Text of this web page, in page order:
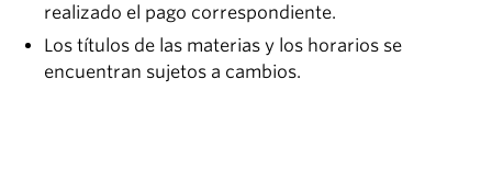
realizado el pago correspondiente.
Los títulos de las materias y los horarios se
encuentran sujetos a cambios.